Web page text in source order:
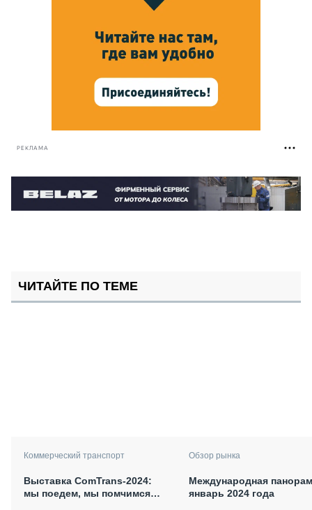
РЕКЛАМА
ЧИТАЙТЕ ПО ТЕМЕ
Коммерческий транспорт
Выставка ComTrans-2024:
мы поедем, мы помчимся…
Обзор рынка
Международная
январь 2024 года